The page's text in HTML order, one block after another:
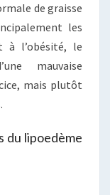
de graisse
les
à l’obésité, le
mauvaise
mais plutôt
du lipoedème